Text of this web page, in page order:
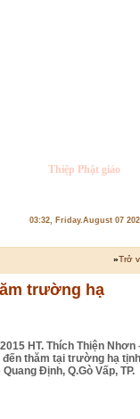
Thiệp Phật giáo
03:32, Friday.August 07
»Trở
trường hạ
HT. Thích Thiện Nhơn
đến thăm tại trường hạ tịnh
Định, Q.Gò Vấp, TP.